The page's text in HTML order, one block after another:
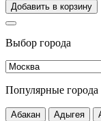
Добавить в корзину
Выбор города
Популярные города
Абакан Адыгея